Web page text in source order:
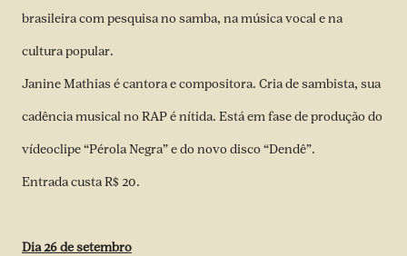
brasileira com pesquisa no samba, na música vocal e na
cultura popular.
Janine Mathias é cantora e compositora. Cria de sambista, sua
cadência musical no RAP é nítida. Está em fase de produção do
vídeoclipe “Pérola Negra” e do novo disco “Dendê”.
Entrada custa R$ 20.
Dia 26 de setembro